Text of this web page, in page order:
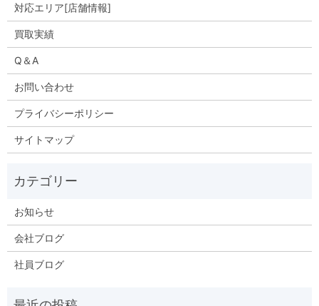
対応エリア[店舗情報]
買取実績
Q＆A
お問い合わせ
プライバシーポリシー
サイトマップ
お知らせ
会社ブログ
社員ブログ